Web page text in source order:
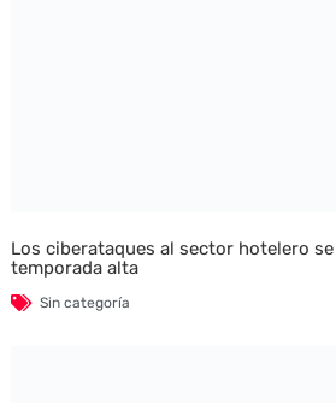
Los ciberataques al sector hotelero
temporada alta
Sin categoría